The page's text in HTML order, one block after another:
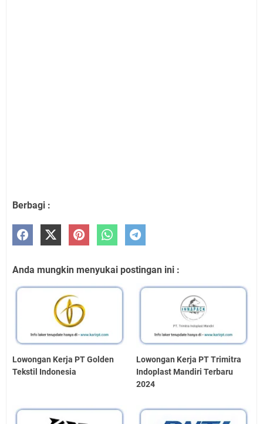
Berbagi :
Anda mungkin menyukai postingan ini :
Lowongan Kerja PT Golden
Tekstil Indonesia
Lowongan Kerja PT Trimitra
Indoplast Mandiri Terbaru
2024